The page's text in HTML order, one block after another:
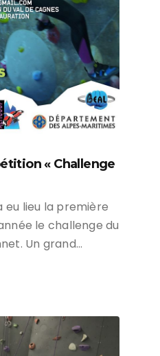
« Challenge
eu lieu la première
le challenge du
Un grand…